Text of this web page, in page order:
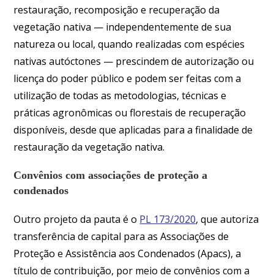
restauração, recomposição e recuperação da
vegetação nativa — independentemente de sua
natureza ou local, quando realizadas com espécies
nativas autóctones — prescindem de autorização ou
licença do poder público e podem ser feitas com a
utilização de todas as metodologias, técnicas e
práticas agronômicas ou florestais de recuperação
disponíveis, desde que aplicadas para a finalidade de
restauração da vegetação nativa.
Convênios com associações de proteção a
condenados
Outro projeto da pauta é o PL 173/2020, que autoriza
transferência de capital para as Associações de
Proteção e Assistência aos Condenados (Apacs), a
título de contribuição, por meio de convênios com a